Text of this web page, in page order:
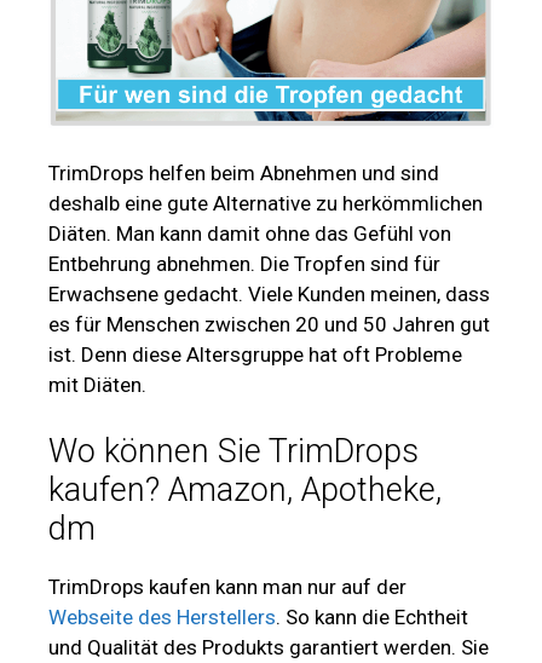
TrimDrops helfen beim Abnehmen und sind
deshalb eine gute Alternative zu herkömmlichen
Diäten. Man kann damit ohne das Gefühl von
Entbehrung abnehmen. Die Tropfen sind für
Erwachsene gedacht. Viele Kunden meinen, dass
es für Menschen zwischen 20 und 50 Jahren gut
ist. Denn diese Altersgruppe hat oft Probleme
mit Diäten.
Wo können Sie TrimDrops
kaufen? Amazon, Apotheke,
dm
TrimDrops kaufen kann man nur auf der
Webseite des Herstellers. So kann die Echtheit
und Qualität des Produkts garantiert werden. Sie